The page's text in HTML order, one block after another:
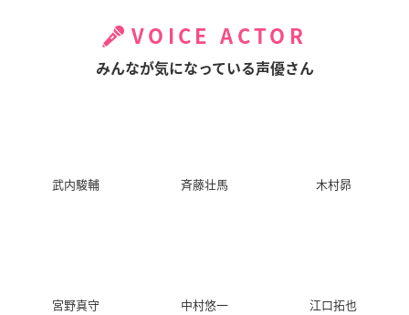
VOICE ACTOR
みんなが気になっている声優さん
武内駿輔 斉藤壮馬 木村昴
宮野真守 中村悠一 江口拓也